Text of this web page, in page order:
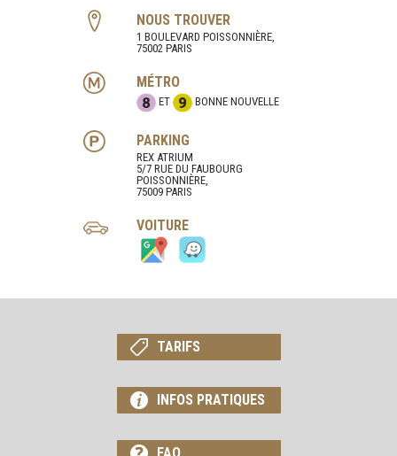
NOUS TROUVER
1 BOULEVARD POISSONNIÈRE,
75002 PARIS
MÉTRO
ET BONNE NOUVELLE
PARKING
REX ATRIUM
5/7 RUE DU FAUBOURG
POISSONNIÈRE,
75009 PARIS
VOITURE
TARIFS
INFOS PRATIQUES